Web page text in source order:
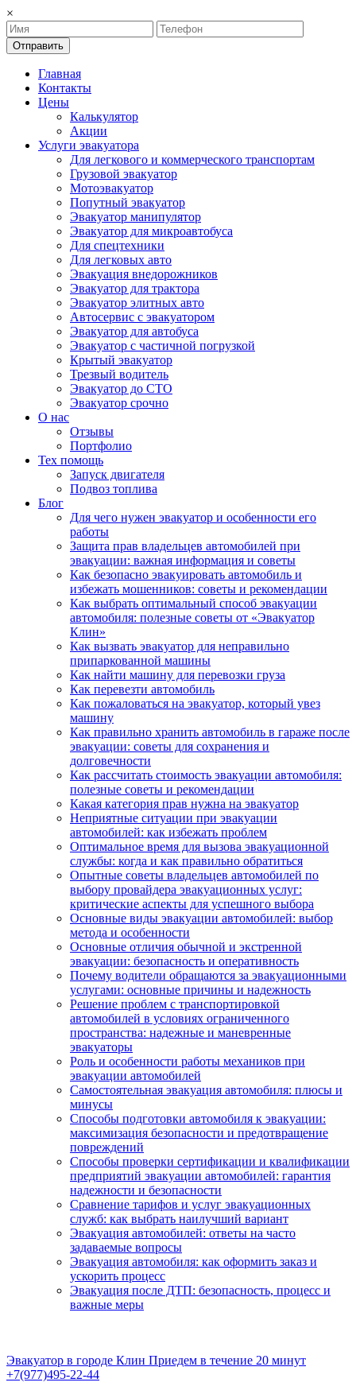
×
Отправить
Главная
Контакты
Цены
Калькулятор
Акции
Услуги эвакуатора
Для легкового и коммерческого транспортам
Грузовой эвакуатор
Мотоэвакуатор
Попутный эвакуатор
Эвакуатор манипулятор
Эвакуатор для микроавтобуса
Для спецтехники
Для легковых авто
Эвакуация внедорожников
Эвакуатор для трактора
Эвакуатор элитных авто
Автосервис с эвакуатором
Эвакуатор для автобуса
Эвакуатор с частичной погрузкой
Крытый эвакуатор
Трезвый водитель
Эвакуатор до СТО
Эвакуатор срочно
О нас
Отзывы
Портфолио
Тех помощь
Запуск двигателя
Подвоз топлива
Блог
Для чего нужен эвакуатор и особенности его
работы
Защита прав владельцев автомобилей при
эвакуации: важная информация и советы
Как безопасно эвакуировать автомобиль и
избежать мошенников: советы и рекомендации
Как выбрать оптимальный способ эвакуации
автомобиля: полезные советы от «Эвакуатор
Клин»
Как вызвать эвакуатор для неправильно
припаркованной машины
Как найти машину для перевозки груза
Как перевезти автомобиль
Как пожаловаться на эвакуатор, который увез
машину
Как правильно хранить автомобиль в гараже после
эвакуации: советы для сохранения и
долговечности
Как рассчитать стоимость эвакуации автомобиля:
полезные советы и рекомендации
Какая категория прав нужна на эвакуатор
Неприятные ситуации при эвакуации
автомобилей: как избежать проблем
Оптимальное время для вызова эвакуационной
службы: когда и как правильно обратиться
Опытные советы владельцев автомобилей по
выбору провайдера эвакуационных услуг:
критические аспекты для успешного выбора
Основные виды эвакуации автомобилей: выбор
метода и особенности
Основные отличия обычной и экстренной
эвакуации: безопасность и оперативность
Почему водители обращаются за эвакуационными
услугами: основные причины и надежность
Решение проблем с транспортировкой
автомобилей в условиях ограниченного
пространства: надежные и маневренные
эвакуаторы
Роль и особенности работы механиков при
эвакуации автомобилей
Самостоятельная эвакуация автомобиля: плюсы и
минусы
Способы подготовки автомобиля к эвакуации:
максимизация безопасности и предотвращение
повреждений
Способы проверки сертификации и квалификации
предприятий эвакуации автомобилей: гарантия
надежности и безопасности
Сравнение тарифов и услуг эвакуационных
служб: как выбрать наилучший вариант
Эвакуация автомобилей: ответы на часто
задаваемые вопросы
Эвакуация автомобиля: как оформить заказ и
ускорить процесс
Эвакуация после ДТП: безопасность, процесс и
важные меры
Эвакуатор в городе Клин Приедем в течение 20 минут
+7(977)495-22-44